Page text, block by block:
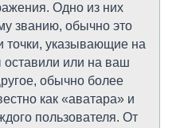
Одно из них
званию, обычно это
точки, указывающие на
оставили или на ваш
обычно более
как «аватара» и
пользователя. От